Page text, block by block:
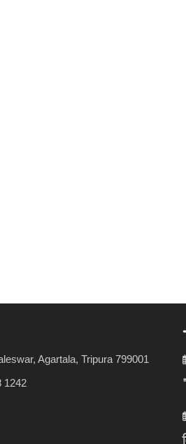
Agartala, Tripura 799001
1242